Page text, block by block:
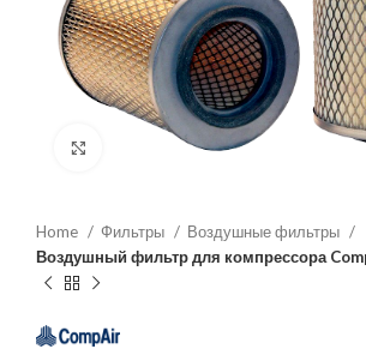
Увеличить
Home Фильтры
Воздушные фильтры
Воздушный фильтр для компрессора